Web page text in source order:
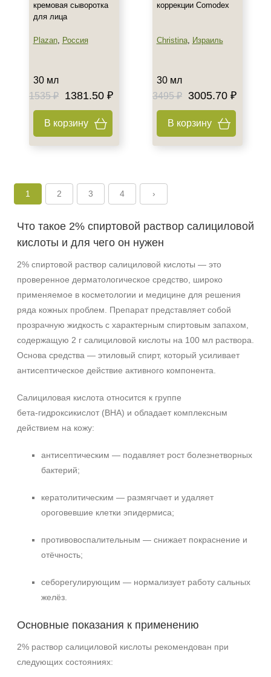
кремовая сыворотка
для лица
Plazan, Россия
30 мл
1535 ₽
1381.50 ₽
В корзину
коррекции Comodex
Christina, Израиль
30 мл
3495 ₽
3005.70 ₽
В корзину
1 2 3 4 ›
Что такое 2% спиртовой раствор салициловой
кислоты и для чего он нужен
2% спиртовой раствор салициловой кислоты — это
проверенное дерматологическое средство, широко
применяемое в косметологии и медицине для решения
ряда кожных проблем. Препарат представляет собой
прозрачную жидкость с характерным спиртовым запахом,
содержащую 2 г салициловой кислоты на 100 мл раствора.
Основа средства — этиловый спирт, который усиливает
антисептическое действие активного компонента.
Салициловая кислота относится к группе
бета‑гидроксикислот (BHA) и обладает комплексным
действием на кожу:
антисептическим — подавляет рост болезнетворных
бактерий;
кератолитическим — размягчает и удаляет
ороговевшие клетки эпидермиса;
противовоспалительным — снижает покраснение и
отёчность;
себорегулирующим — нормализует работу сальных
желёз.
Основные показания к применению
2% раствор салициловой кислоты рекомендован при
следующих состояниях:
+7 (495) 640-58-89
+7 (929) 933-09-89